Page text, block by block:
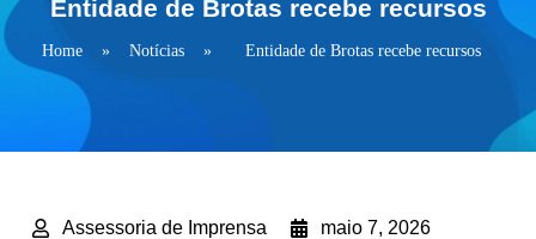
Entidade de Brotas recebe recursos
Home » Notícias » Entidade de Brotas recebe recursos
Assessoria de Imprensa maio 7, 2026